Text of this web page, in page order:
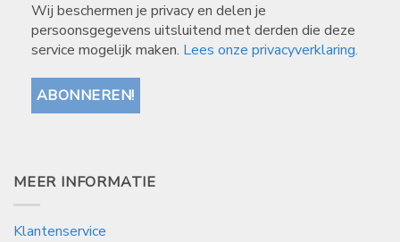
Wij beschermen je privacy en delen je
persoonsgegevens uitsluitend met derden die deze
service mogelijk maken. Lees onze privacyverklaring.
MEER INFORMATIE
Klantenservice